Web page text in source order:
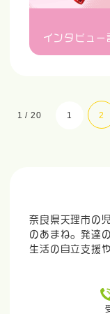
インタビュー
1 / 20 1 2
奈良県天理市の
のあまね。発達
生活の自立支援